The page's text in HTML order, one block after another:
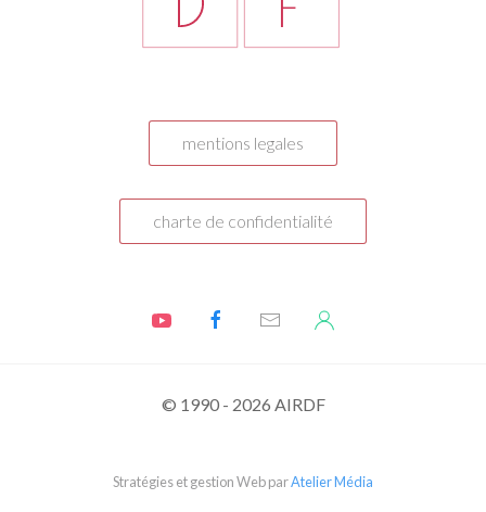
mentions legales
charte de confidentialité
© 1990 - 2026 AIRDF
Stratégies et gestion Web parAtelier Média